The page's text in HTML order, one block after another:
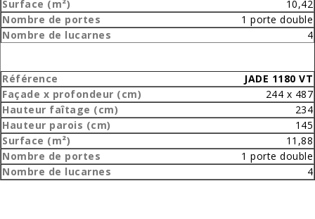
10,42
1 porte double
4
JADE 1180 VT
244 x 487
234
145
11,88
1 porte double
4